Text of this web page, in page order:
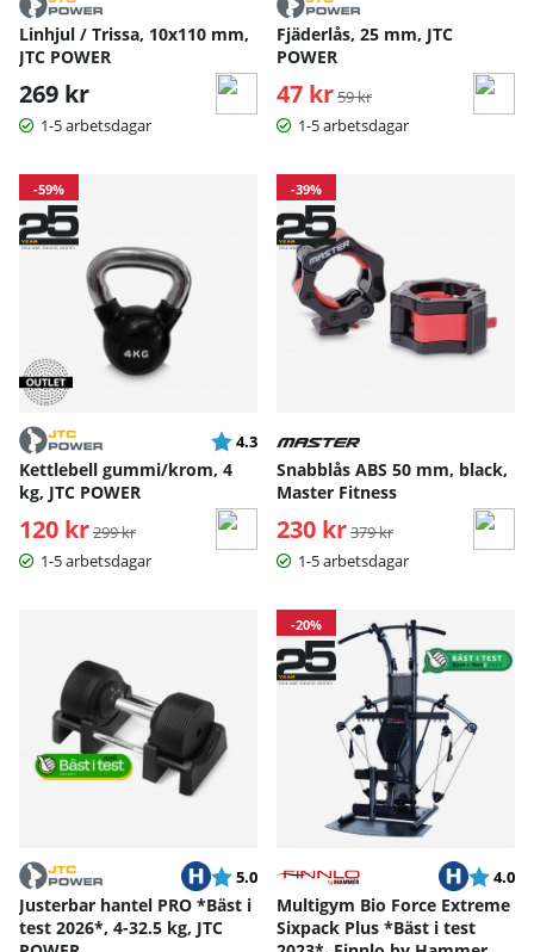
Linhjul / Trissa, 10x110 mm,
JTC POWER
269 kr
1-5 arbetsdagar
Fjäderlås, 25 mm, JTC
POWER
47 kr Ordinarie pris:
59 kr
1-5 arbetsdagar
-59%
Betyg:
4.3 utav 5 stjärnor
Kettlebell gummi/krom, 4
kg, JTC POWER
120 kr Ordinarie pris:
299 kr
1-5 arbetsdagar
-39%
Snabblås ABS 50 mm, black,
Master Fitness
230 kr Ordinarie pris:
379 kr
1-5 arbetsdagar
Betyg:
5.0 utav 5 stjärnor
Justerbar hantel PRO *Bäst i
test 2026*, 4-32.5 kg, JTC
-20%
Betyg:
4.0
Multigym Bio Force Extreme
Sixpack Plus *Bäst i test